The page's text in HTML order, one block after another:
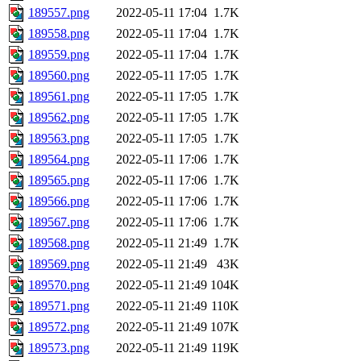
189557.png
2022-05-11 17:04 1.7K
189558.png
2022-05-11 17:04 1.7K
189559.png
2022-05-11 17:04 1.7K
189560.png
2022-05-11 17:05 1.7K
189561.png
2022-05-11 17:05 1.7K
189562.png
2022-05-11 17:05 1.7K
189563.png
2022-05-11 17:05 1.7K
189564.png
2022-05-11 17:06 1.7K
189565.png
2022-05-11 17:06 1.7K
189566.png
2022-05-11 17:06 1.7K
189567.png
2022-05-11 17:06 1.7K
189568.png
2022-05-11 21:49 1.7K
189569.png
2022-05-11 21:49
43K
189570.png
2022-05-11 21:49 104K
189571.png
2022-05-11 21:49 110K
189572.png
2022-05-11 21:49 107K
189573.png
2022-05-11 21:49 119K